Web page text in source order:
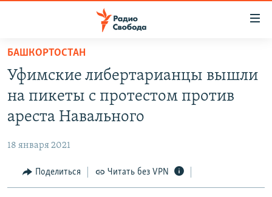
упрощенного
доступа
основному
Вернутся
ПРОГРАММЫ
ПОДКАСТЫ
АВТОРСКИЕ ПРОЕКТЫ
МНЕНИЯ
КУЛЬТУРА
БАШКОРТОСТАН
Уфимские либертарианцы вышли
на пикеты с протестом против
ареста Навального
18 января 2021
Поделиться Читать без VPN